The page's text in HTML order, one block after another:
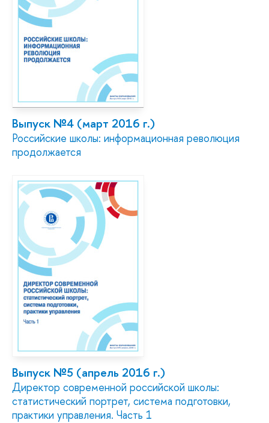
Выпуск №4 (март 2016 г.)
Российские школы: информационная революция
продолжается
Выпуск №5 (апрель 2016 г.)
Директор современной российской школы:
статистический портрет, система подготовки,
практики управления. Часть 1